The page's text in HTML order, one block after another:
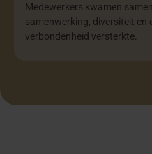
Medewerkers kwamen
samenwerking, diversiteit en
verbondenheid versterkte.